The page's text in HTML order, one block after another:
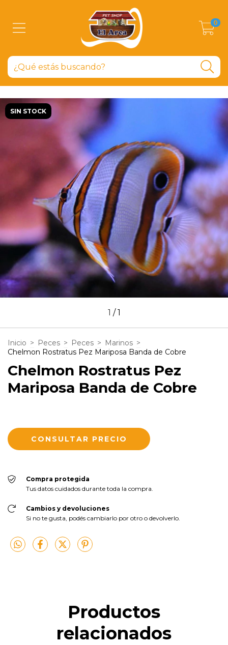
0
SIN STOCK
1 /1
Inicio > Peces > Peces > Marinos >
Chelmon Rostratus Pez Mariposa Banda de Cobre
Chelmon Rostratus Pez
Mariposa Banda de Cobre
Compra protegida
Tus datos cuidados durante toda la compra.
Cambios y devoluciones
Si no te gusta, podés cambiarlo por otro o devolverlo.
Productos
relacionados